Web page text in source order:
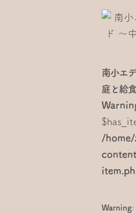
南小エ
庭と給
/
Warning: